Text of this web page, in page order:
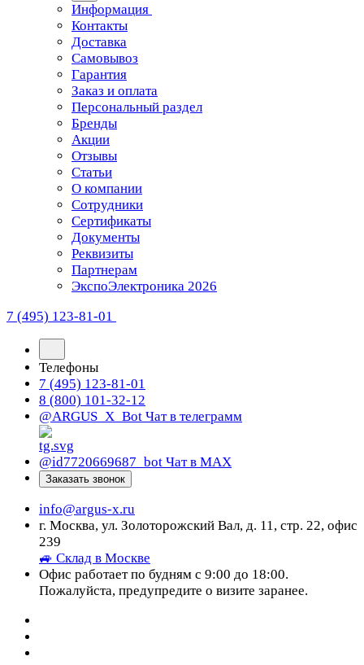
Информация
Контакты
Доставка
Самовывоз
Гарантия
Заказ и оплата
Персональный раздел
Бренды
Акции
Отзывы
Статьи
О компании
Сотрудники
Сертификаты
Документы
Реквизиты
Партнерам
ЭкспоЭлектроника 2026
7 (495) 123-81-01
Телефоны
7 (495) 123-81-01
8 (800) 101-32-12
@ARGUS_X_Bot Чат в телеграмм
@id7720669687_bot Чат в МАХ
Заказать звонок
info@argus-x.ru
г. Москва, ул. Золоторожский Вал, д. 11, стр. 22, офис
239
🚙 Склад в Москве
Офис работает по будням с 9:00 до 18:00.
Пожалуйста, предупредите о визите заранее.